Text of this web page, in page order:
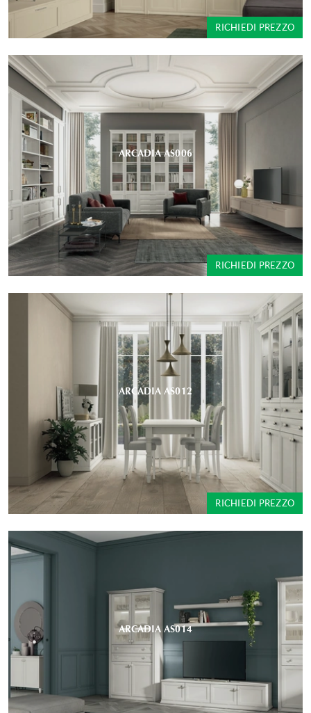
RICHIEDI PREZZO
ARCADIA AS006
RICHIEDI PREZZO
ARCADIA AS012
RICHIEDI PREZZO
ARCADIA AS014